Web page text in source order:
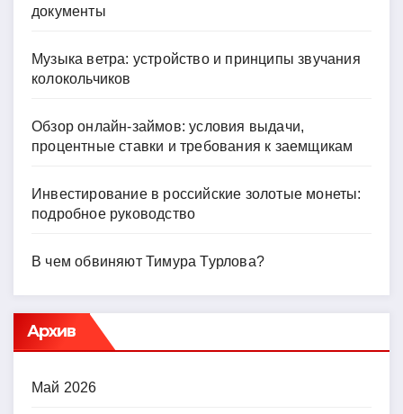
документы
Музыка ветра: устройство и принципы звучания
колокольчиков
Обзор онлайн-займов: условия выдачи,
процентные ставки и требования к заемщикам
Инвестирование в российские золотые монеты:
подробное руководство
В чем обвиняют Тимура Турлова?
Архив
Май 2026